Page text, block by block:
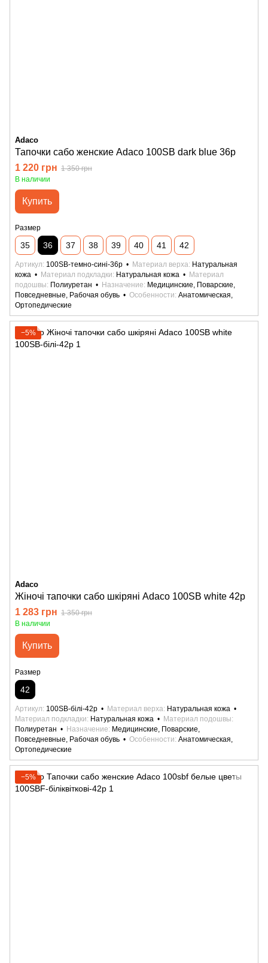
Adaco
Тапочки сабо женские Adaco 100SB dark blue 36р
1 220 грн 1 350 грн
В наличии
Купить
Размер
35 36 37 38 39 40 41 42
Артикул 100SB-темно-сині-36р Материал верха Натуральная
кожа
Материал подкладки Натуральная кожа
Материал
подошвы
Полиуретан Назначение
Медицинские, Поварские,
Повседневные, Рабочая обувь
Особенности Анатомическая,
Ортопедические
−5%
Adaco
Жіночі тапочки сабо шкіряні Adaco 100SB white 42р
1 283 грн 1 350 грн
В наличии
Купить
Размер
42
Артикул 100SB-білі-42р Материал верха Натуральная кожа
Материал подкладки
Натуральная кожа
Материал подошвы
Полиуретан
Назначение
Медицинские, Поварские,
Повседневные, Рабочая обувь
Особенности Анатомическая,
Ортопедические
−5%